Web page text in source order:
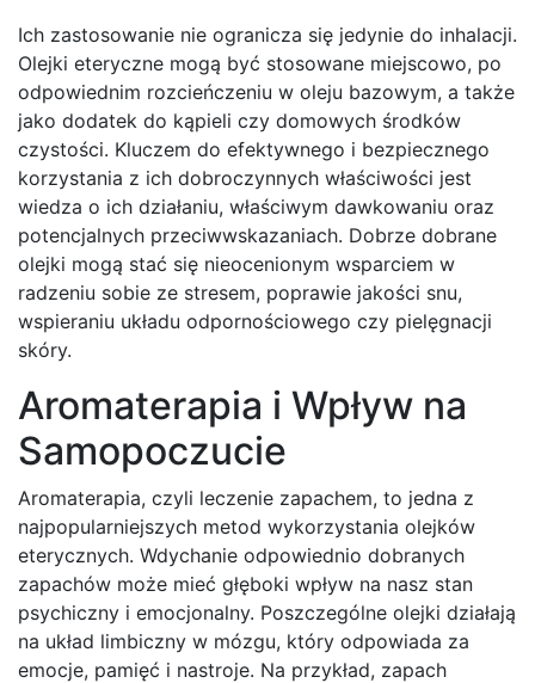
Ich zastosowanie nie ogranicza się jedynie do inhalacji.
Olejki eteryczne mogą być stosowane miejscowo, po
odpowiednim rozcieńczeniu w oleju bazowym, a także
jako dodatek do kąpieli czy domowych środków
czystości. Kluczem do efektywnego i bezpiecznego
korzystania z ich dobroczynnych właściwości jest
wiedza o ich działaniu, właściwym dawkowaniu oraz
potencjalnych przeciwwskazaniach. Dobrze dobrane
olejki mogą stać się nieocenionym wsparciem w
radzeniu sobie ze stresem, poprawie jakości snu,
wspieraniu układu odpornościowego czy pielęgnacji
skóry.
Aromaterapia i Wpływ na
Samopoczucie
Aromaterapia, czyli leczenie zapachem, to jedna z
najpopularniejszych metod wykorzystania olejków
eterycznych. Wdychanie odpowiednio dobranych
zapachów może mieć głęboki wpływ na nasz stan
psychiczny i emocjonalny. Poszczególne olejki działają
na układ limbiczny w mózgu, który odpowiada za
emocje, pamięć i nastroje. Na przykład, zapach